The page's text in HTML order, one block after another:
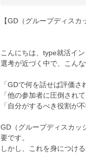
【GD（グループディス
こんにちは、type就活イン
選考が近づく中で、こん
「GDで何を話せば評価さ
「他の参加者に圧倒され
「自分がするべき役割が
GD（グループディスカッ
要です。
しかし、これを身につけ